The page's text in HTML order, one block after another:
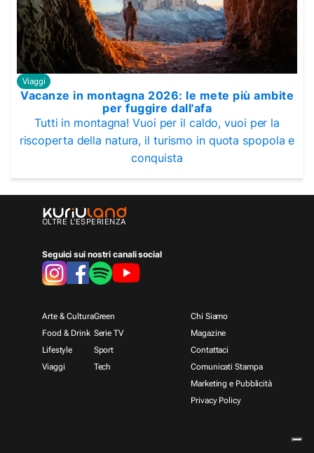
Viaggi
Vacanze in montagna 2026: le mete più ambite
per fuggire dall'afa
Tutti in montagna! Vuoi per il caldo, vuoi per la
riscoperta della natura, il turismo in quota spopola e
conquista
OLTRE L'ESPERIENZA
Seguici sui nostri canali social
Arte & Cultura
Food & Drink
Lifestyle
Viaggi
Green
Serie TV
Sport
Tech
Chi Siamo
Magazine
Contattaci
Comunicati Stampa
Marketing e Pubblicità
Privacy Policy